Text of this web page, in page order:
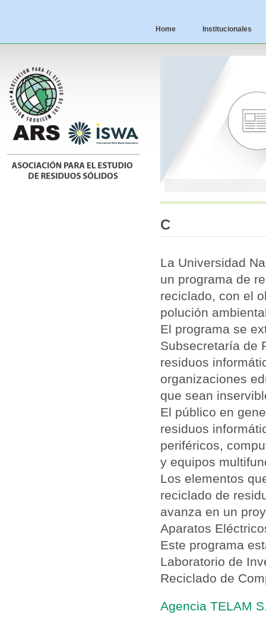
Home Institucionales
C
La Universidad
un programa de
reciclado, con el
polución
El programa se
Subsecretaría de
residuos
organizaciones
que sean
El público en
residuos
periféricos,
y equipos
Los elementos
reciclado de
avanza en un
Aparatos
Este programa
Laboratorio de
Reciclado de
Agencia TELAM